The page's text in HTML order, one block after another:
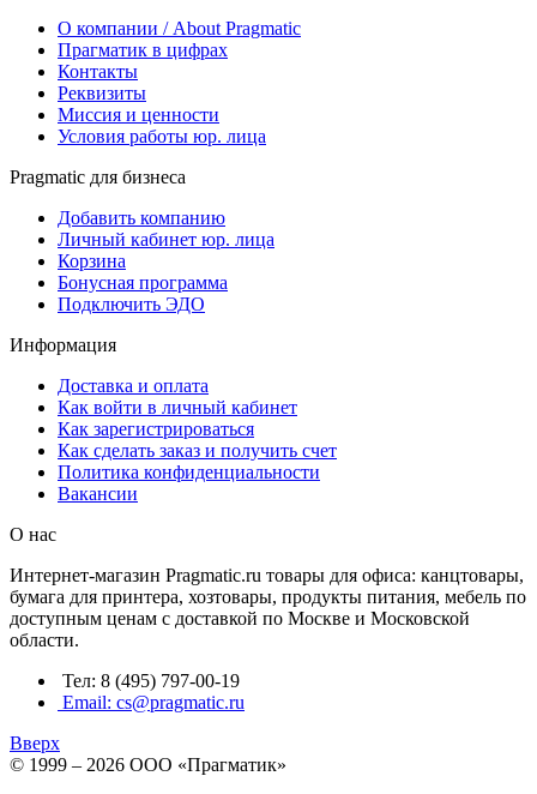
О компании / About Pragmatic
Прагматик в цифрах
Контакты
Реквизиты
Миссия и ценности
Условия работы юр. лица
Pragmatic для бизнеса
Добавить компанию
Личный кабинет юр. лица
Корзина
Бонусная программа
Подключить ЭДО
Информация
Доставка и оплата
Как войти в личный кабинет
Как зарегистрироваться
Как сделать заказ и получить счет
Политика конфиденциальности
Вакансии
О нас
Интернет-магазин Pragmatic.ru товары для офиса: канцтовары,
бумага для принтера, хозтовары, продукты питания, мебель по
доступным ценам с доставкой по Москве и Московской
области.
Тел: 8 (495) 797-00-19
Email: cs@pragmatic.ru
Вверх
© 1999 – 2026 ООО «Прагматик»